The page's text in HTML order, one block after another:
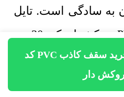
استعلام قیمت و خرید سقف کاذب PVC کد
به سادگی است. تایل
ابعاد 60 سانتی‌متر در 60 سانتی‌متر و به
و با توجه به ابعاد